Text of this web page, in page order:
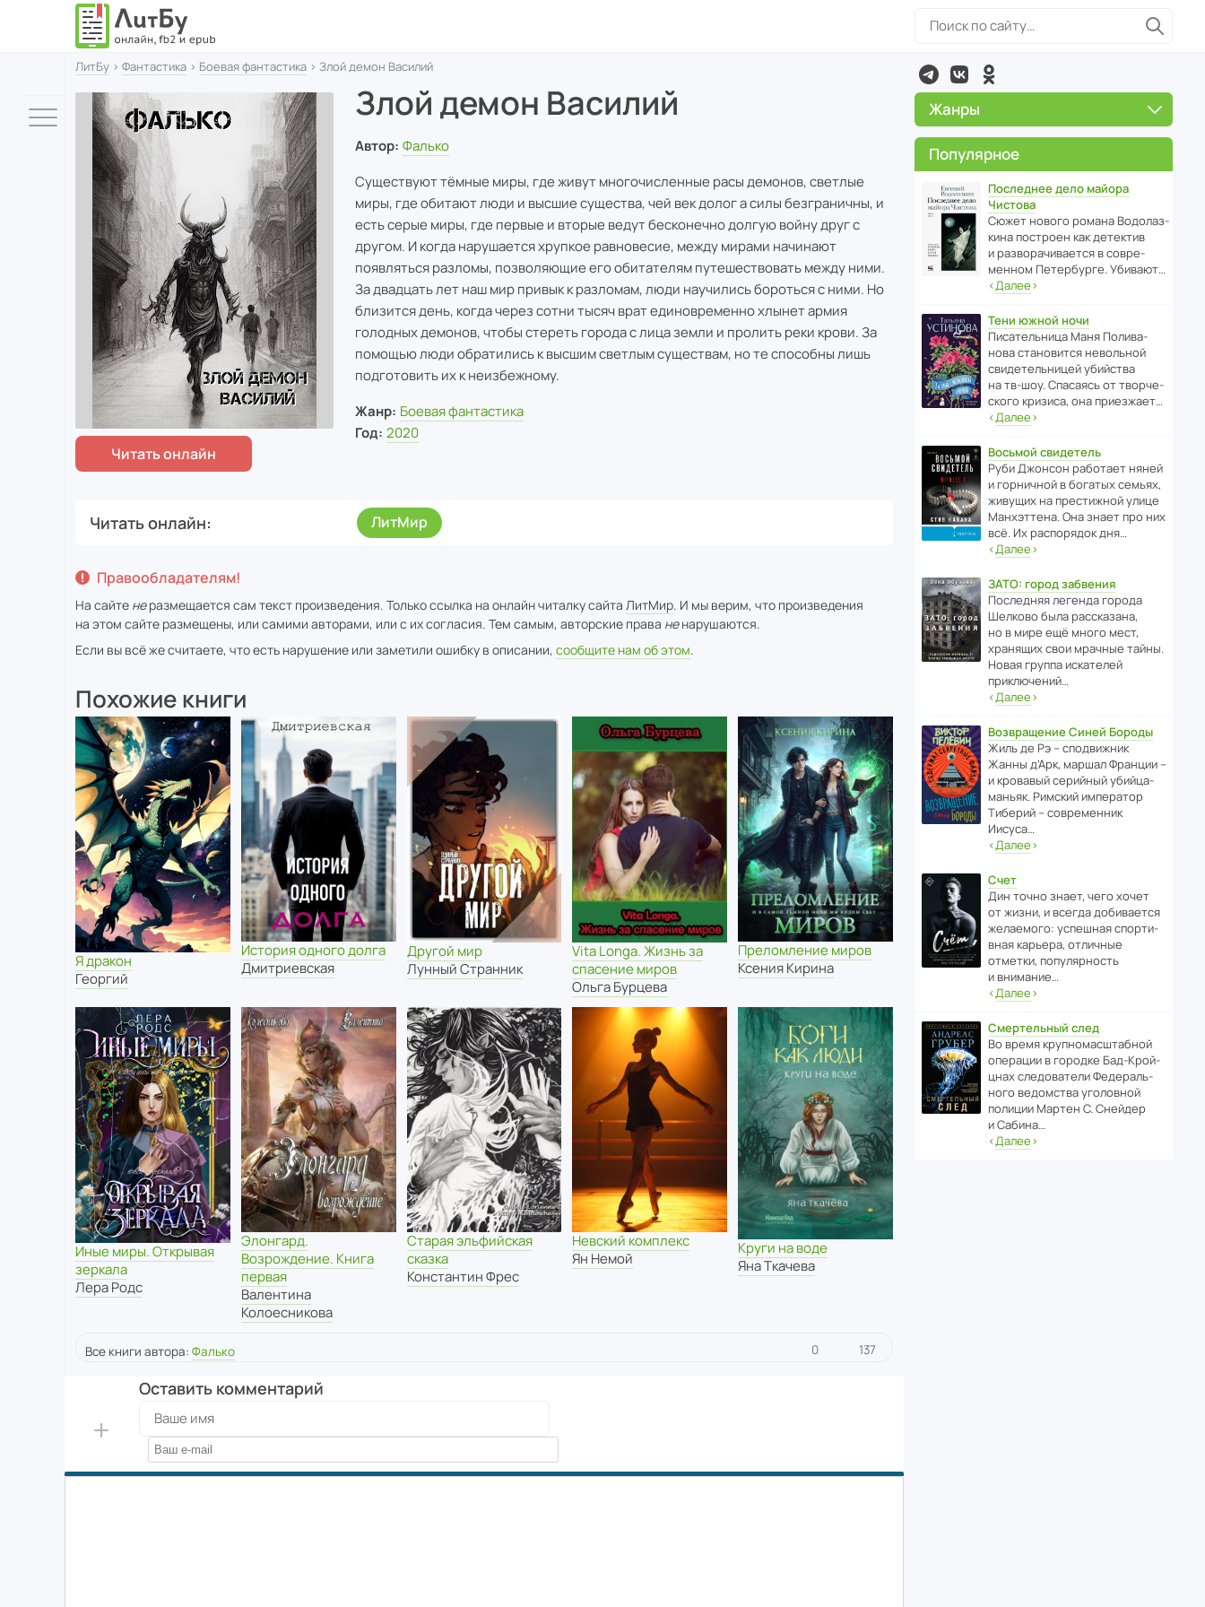
ЛитБу › Фантастика › Боевая фантастика › Злой демон Василий
Злой демон Василий
Автор: Фалько
Существуют тёмные миры, где живут многочисленные расы демонов, светлые
миры, где обитают люди и высшие существа, чей век долог а силы безграничны, и
есть серые миры, где первые и вторые ведут бесконечно долгую войну друг с
другом. И когда нарушается хрупкое равновесие, между мирами начинают
появляться разломы, позволяющие его обитателям путешествовать между ними.
За двадцать лет наш мир привык к разломам, люди научились бороться с ними. Но
близится день, когда через сотни тысяч врат единовременно хлынет армия
голодных демонов, чтобы стереть города с лица земли и пролить реки крови. За
помощью люди обратились к высшим светлым существам, но те способны лишь
подготовить их к неизбежному.
Жанр: Боевая фантастика
Год: 2020
Читать онлайн ЛитМир
Правообладателям!
На сайте неразмещается сам текст произведения. Только ссылка на онлайн читалку сайта ЛитМир. И мы верим, что произведения
на этом сайте размещены, или самими авторами, или с их согласия. Тем самым, авторские права ненарушаются.
Если вы всё же считаете, что есть нарушение или заметили ошибку в описании, сообщите нам об этом.
Похожие книги
Я дракон
Георгий
История одного долга
Дмитриевская
Другой мир
Лунный Странник
Vita Longa. Жизнь за
спасение миров
Ольга Бурцева
Преломление миров
Ксения Кирина
Иные миры. Открывая
зеркала
Лера Родс
Элонгард.
Возрождение. Книга
первая
Валентина
Колоесникова
Старая эльфийская
сказка
Константин Фрес
Невский комплекс
Ян Немой
Круги на воде
Яна Ткачева
Все книги автора: Фалько 0 137
Оставить комментарий
Жанры
Популярное
Последнее дело майора
Чистова
Сюжет нового романа Водо­ла­з­
кина пост­роен как дете­ктив
и разво­ра­чи­ва­ется в совре­
менном Пете­р­бурге. Убивают…
‹Далее›
Тени южной ночи
Писа­тель­ница Маня Поли­ва­
нова стано­вится невольной
свиде­тель­ницей убийства
на тв-шоу. Спасаясь от твор­че­
с­кого кризиса, она приезжает…
‹Далее›
Восьмой свидетель
Руби Джонсон рабо­тает няней
и горни­чной в богатых семьях,
живущих на прес­ти­жной улице
Манх­эт­тена. Она знает про них
всё. Их распо­рядок дня…
‹Далее›
ЗАТО: город забвения
После­дняя легенда города
Шелково была расска­зана,
но в мире ещё много мест,
хранящих свои мрачные тайны.
Новая группа иска­телей
приключений…
‹Далее›
Возвращение Синей Бороды
Жиль де Рэ – спод­ви­жник
Жанны д’Арк, маршал Франции –
и кровавый серийный убийца-
маньяк. Римский импе­ратор
Тиберий – совре­менник
Иисуса…
‹Далее›
Счет
Дин точно знает, чего хочет
от жизни, и всегда доби­ва­ется
жела­е­мого: успе­шная спор­ти­
вная карьера, отли­чные
отметки, попу­ля­р­ность
и внимание…
‹Далее›
Смертельный след
Во время круп­но­мас­ш­та­бной
операции в городке Бад‑Крой­
цнах следо­ва­тели Феде­раль­
ного ведомства уголо­вной
полиции Мартен С. Снейдер
и Сабина…
‹Далее›